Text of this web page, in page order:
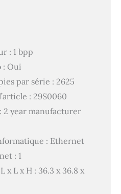
: 1 bpp
: Oui
par série : 2625
: 29S0060
year manufacturer
: Ethernet
: 1
x L x H : 36.3 x 36.8 x